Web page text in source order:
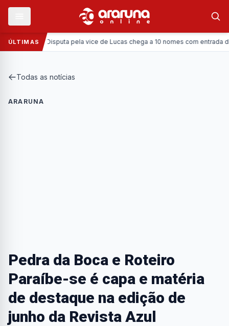
ÚLTIMAS
Política:Disputa pela vice de Lucas chega a 10 nomes com entrada da
Todas as notícias
ARARUNA
Pedra da Boca e Roteiro
Paraíbe-se é capa e matéria
de destaque na edição de
junho da Revista Azul